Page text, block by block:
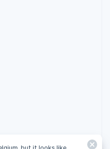
but it looks like